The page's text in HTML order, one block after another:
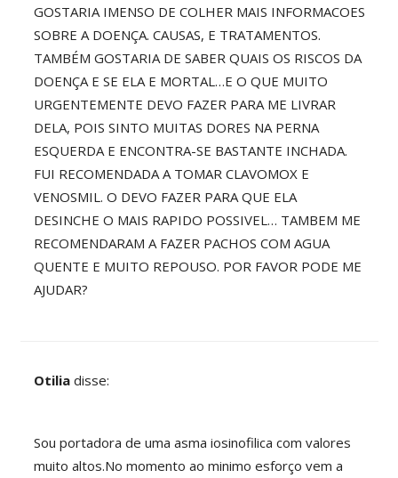
GOSTARIA IMENSO DE COLHER MAIS INFORMACOES
SOBRE A DOENÇA. CAUSAS, E TRATAMENTOS.
TAMBÉM GOSTARIA DE SABER QUAIS OS RISCOS DA
DOENÇA E SE ELA E MORTAL…E O QUE MUITO
URGENTEMENTE DEVO FAZER PARA ME LIVRAR
DELA, POIS SINTO MUITAS DORES NA PERNA
ESQUERDA E ENCONTRA-SE BASTANTE INCHADA.
FUI RECOMENDADA A TOMAR CLAVOMOX E
VENOSMIL. O DEVO FAZER PARA QUE ELA
DESINCHE O MAIS RAPIDO POSSIVEL… TAMBEM ME
RECOMENDARAM A FAZER PACHOS COM AGUA
QUENTE E MUITO REPOUSO. POR FAVOR PODE ME
AJUDAR?
Otilia disse:
Sou portadora de uma asma iosinofilica com valores
muito altos.No momento ao minimo esforço vem a